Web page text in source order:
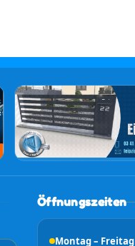
Öffnungszeiten
Montag – Freitag